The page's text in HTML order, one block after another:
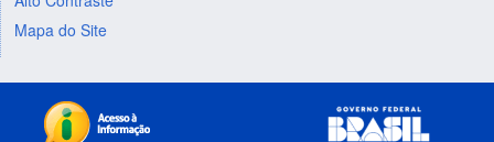
Mapa do Site